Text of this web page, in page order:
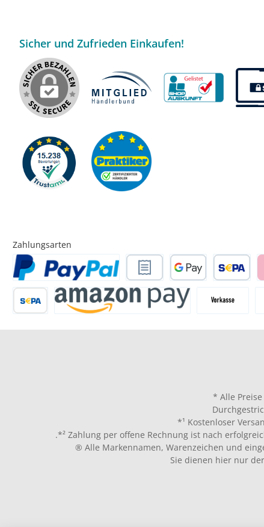
Sicher und Zufrieden Einkaufen!
Zahlungsarten
* Alle
*¹ Kostenloser
.*² Zahlung per offene Rechnung ist nach
® Alle Markennamen, Warenzeichen und
Sie dienen hier nur